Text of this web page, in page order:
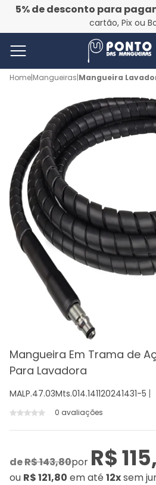
5% de desconto para
cartão, Pix ou
Home|Mangueiras|Mangueira
Mangueira Em Trama de
Para Lavadora
MALP.47.03Mts.014.141120241431-5
0 avaliações
deR$ 143,80por R$
ou R$ 121,80 em até 12xsem